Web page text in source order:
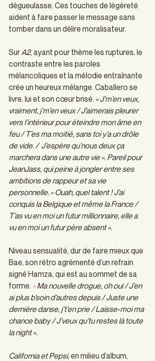
dégueulasse. Ces touches de légèreté
aident à faire passer le message sans
tomber dans un délire moralisateur.
Sur A2, ayant pour thème les ruptures, le
contraste entre les paroles
mélancoliques et la mélodie entraînante
crée un heureux mélange. Caballero se
livre, lui et son cœur brisé. « J’m’en veux,
vraiment, j’m’en veux / J’aimerais pleurer
vers l’intérieur pour éteindre mon âme en
feu / T’es ma moitié, sans toi y’a un drôle
de vide. /  J’espère qu’nous deux ça
marchera dans une autre vie ». Pareil pour
JeanJass, qui peine à jongler entre ses
ambitions de rappeur et sa vie
personnelle. « Ouah, quel talent ! J’ai
conquis la Belgique et même la France /
T’as vu en moi un futur millionnaire, elle a
vu en moi un futur père absent ».
Niveau sensualité, dur de faire mieux que
Bae, son rétro agrémenté d’un refrain
signé Hamza, qui est au sommet de sa
forme. « Ma nouvelle drogue, oh oui / J’en
ai plus b’soin d’autres depuis / Juste une
dernière danse, j’t’en prie / Laisse-moi ma
chance baby / J’veux qu’tu restes là toute
la night ».
California et Pepsi, en milieu d’album,